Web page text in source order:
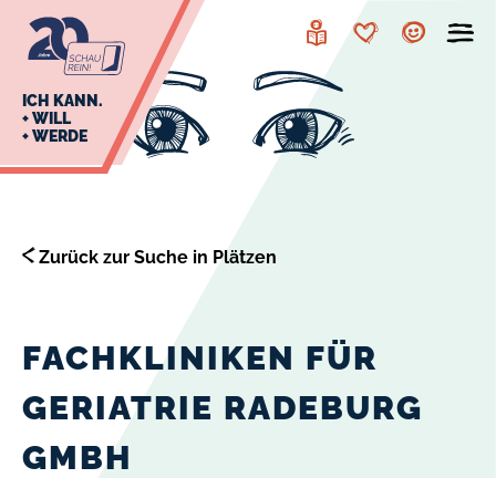
Navigation
Inhalt
Leichte
MerkzettelAccount
ICH KANN.
+ WILL
+ WERDE
Zurück zur Suche in Plätzen
FACHKLINIKEN FÜR
GERIATRIE RADEBURG
GMBH